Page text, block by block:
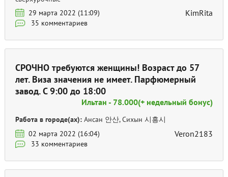
29 марта 2022 (11:09)
35 комментариев
KimRita
СРОЧНО требуются женщины! Возраст до 57
лет. Виза значения не имеет. Парфюмерный
завод. С 9:00 до 18:00
Ильтан - 78.000(+ недельный бонус)
Работа в городе(ах): Ансан 안산, Сихын 시흥시
02 марта 2022 (16:04)
33 комментариев
Veron2183